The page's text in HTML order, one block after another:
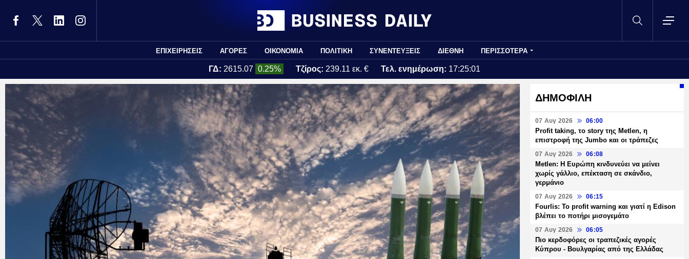
ΕΠΙΧΕΙΡΗΣΕΙΣ ΑΓΟΡΕΣ ΟΙΚΟΝΟΜΙΑ ΠΟΛΙΤΙΚΗ ΣΥΝΕΝΤΕΥΞΕΙΣ ΔΙΕΘΝΗ ΠΕΡΙΣΣΟΤΕΡΑ
ΓΔ: 2615.07 0.25% Τζίρος: 239.11 εκ. € Τελ. ενημέρωση: 17:25:01
ΔΗΜΟΦΙΛΗ
07 Αυγ 2026 06:00
Profit taking, το story της Metlen, η
επιστροφή της Jumbo και οι τράπεζες
07 Αυγ 2026 06:08
Metlen: Η Ευρώπη κινδυνεύει να μείνει
χωρίς γάλλιο, επέκταση σε σκάνδιο,
γερμάνιο
07 Αυγ 2026 06:15
Fourlis: Το profit warning και γιατί η Edison
βλέπει το ποτήρι μισογεμάτο
07 Αυγ 2026 06:05
Πιο κερδοφόρες οι τραπεζικές αγορές
Κύπρου - Βουλγαρίας από της Ελλάδας